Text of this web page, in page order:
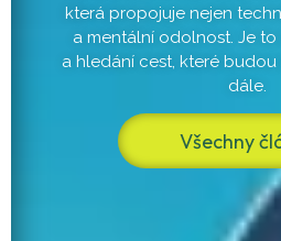
která propojuje nejen
a mentální odolnost. Je to
a hledání cest, které
dále.
Všechny